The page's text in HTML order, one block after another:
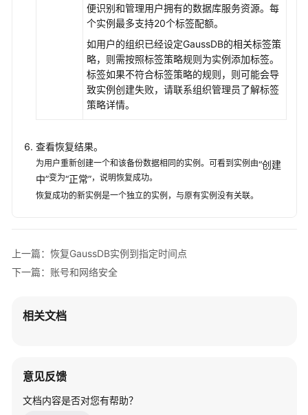
便识别和管理用户拥有的数据库服务资源。每
个实例最多支持20个标签配额。
如用户的组织已经设定GaussDB的相关标签策
略，则需按照标签策略规则为实例添加标签。
标签如果不符合标签策略的规则，则可能会导
致实例创建失败，请联系组织管理员了解标签
策略详情。
查看恢复结果。
为用户重新创建一个和该备份数据相同的实例。可看到实例由“创建
中”变为“正常”，说明恢复成功。
恢复成功的新实例是一个独立的实例，与原有实例没有关联。
上一篇：恢复GaussDB实例到指定时间点
下一篇：账号和网络安全
相关文档
意见反馈
文档内容是否对您有帮助？